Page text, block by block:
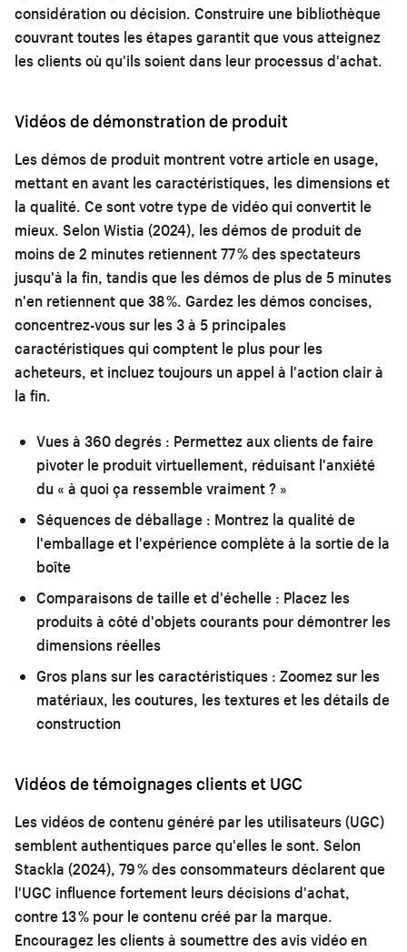
considération ou décision. Construire une bibliothèque
couvrant toutes les étapes garantit que vous atteignez
les clients où qu'ils soient dans leur processus d'achat.
Vidéos de démonstration de produit
Les démos de produit montrent votre article en usage,
mettant en avant les caractéristiques, les dimensions et
la qualité. Ce sont votre type de vidéo qui convertit le
mieux. Selon Wistia (2024), les démos de produit de
moins de 2 minutes retiennent 77 % des spectateurs
jusqu'à la fin, tandis que les démos de plus de 5 minutes
n'en retiennent que 38 %. Gardez les démos concises,
concentrez-vous sur les 3 à 5 principales
caractéristiques qui comptent le plus pour les
acheteurs, et incluez toujours un appel à l'action clair à
la fin.
Vues à 360 degrés : Permettez aux clients de faire
pivoter le produit virtuellement, réduisant l'anxiété
du « à quoi ça ressemble vraiment ? »
Séquences de déballage : Montrez la qualité de
l'emballage et l'expérience complète à la sortie de la
boîte
Comparaisons de taille et d'échelle : Placez les
produits à côté d'objets courants pour démontrer les
dimensions réelles
Gros plans sur les caractéristiques : Zoomez sur les
matériaux, les coutures, les textures et les détails de
construction
Vidéos de témoignages clients et UGC
Les vidéos de contenu généré par les utilisateurs (UGC)
semblent authentiques parce qu'elles le sont. Selon
Stackla (2024), 79 % des consommateurs déclarent que
l'UGC influence fortement leurs décisions d'achat,
contre 13 % pour le contenu créé par la marque.
Encouragez les clients à soumettre des avis vidéo en